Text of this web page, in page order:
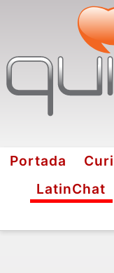
Portada
LatinChat